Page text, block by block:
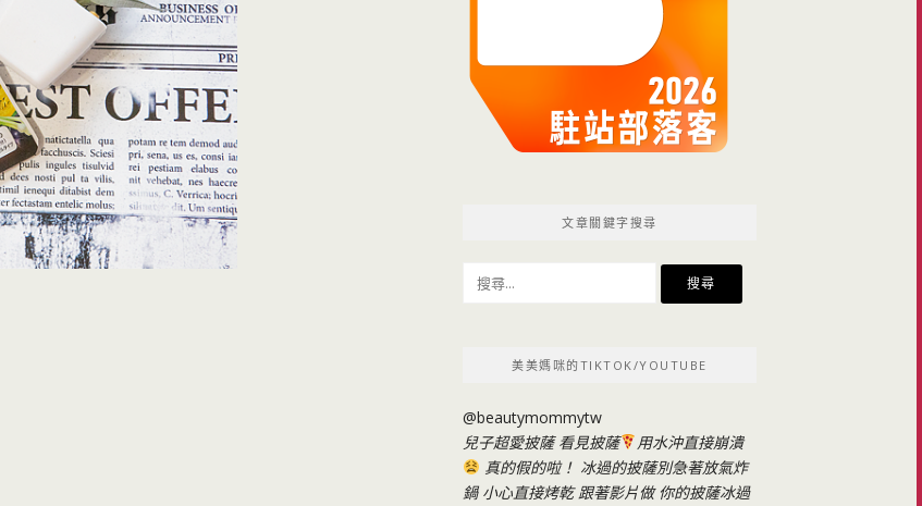
文章關鍵字搜尋
尋
美美媽咪的TIKTOK/YOUTUBE
@beautymommytw
兒子超愛披薩 看見披薩
用水沖直接崩潰
真的假的啦！ 冰過的披薩別急著放氣炸
鍋 小心直接烤乾 跟著影片做 你的披薩冰過